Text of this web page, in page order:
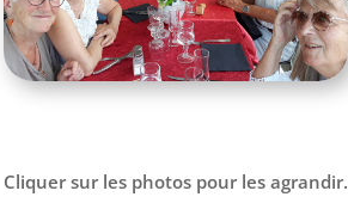
Cliquer sur les photos pour les agrandir.